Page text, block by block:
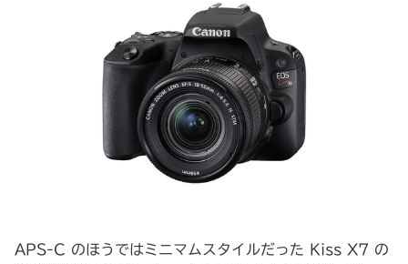
APS-C のほうではミニマムスタイルだった Kiss X7 の